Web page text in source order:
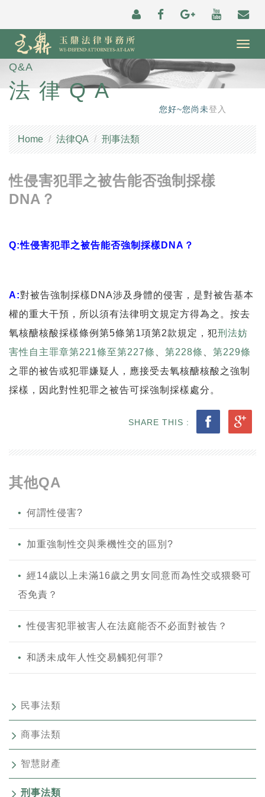
Q&A
法律QA
您好~您尚未登入
Home 法律QA 刑事法類
性侵害犯罪之被告能否強制採樣
DNA？
Q:性侵害犯罪之被告能否強制採樣DNA？
A:對被告強制採樣DNA涉及身體的侵害，是對被告基本
權的重大干預，所以須有法律明文規定方得為之。按去
氧核醣核酸採樣條例第5條第1項第2款規定，犯刑法妨
害性自主罪章第221條至第227條
第228條
第229條
之罪的被告或犯罪嫌疑人，應接受去氧核醣核酸之強制
採樣，因此對性犯罪之被告可採強制採樣處分。
SHARE THIS :
其他QA
何謂性侵害?
加重強制性交與乘機性交的區別?
經14歲以上未滿16歲之男女同意而為性交或猥褻可
否免責？
性侵害犯罪被害人在法庭能否不必面對被告？
和誘未成年人性交易觸犯何罪?
民事法類
商事法類
智慧財產
刑事法類